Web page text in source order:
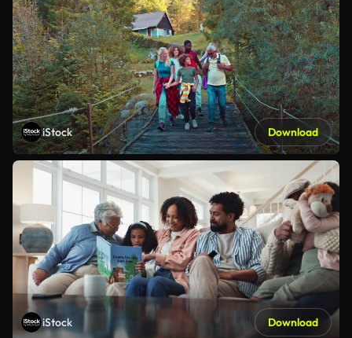
iStock Download
iStock Download